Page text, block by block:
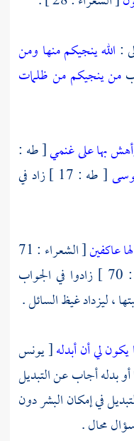
: الله ينجيكم منها ومن
من ينجيكم من ظلمات
بها على غنمي[ طه :
[ طه : 17 ] زاد في
عاكفين
[ الشعراء : 71
[ الشعراء : 70 ] زادوا في الجواب
، ليزداد غيظ السائل .
لي أن أبدله[ يونس
بدله أجاب عن التبديل
في إمكان البشر دون
محال .